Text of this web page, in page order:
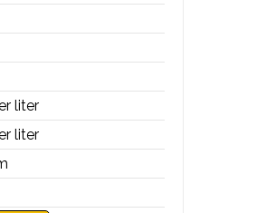
liter
liter